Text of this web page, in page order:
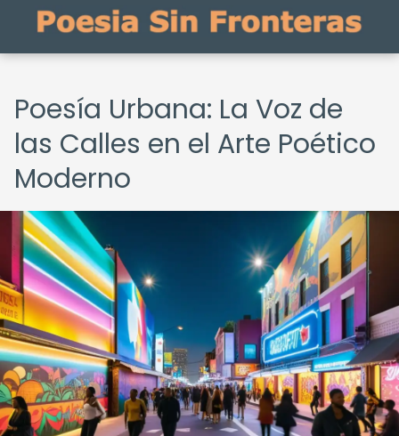
Poesía Urbana: La Voz de
las Calles en el Arte Poético
Moderno